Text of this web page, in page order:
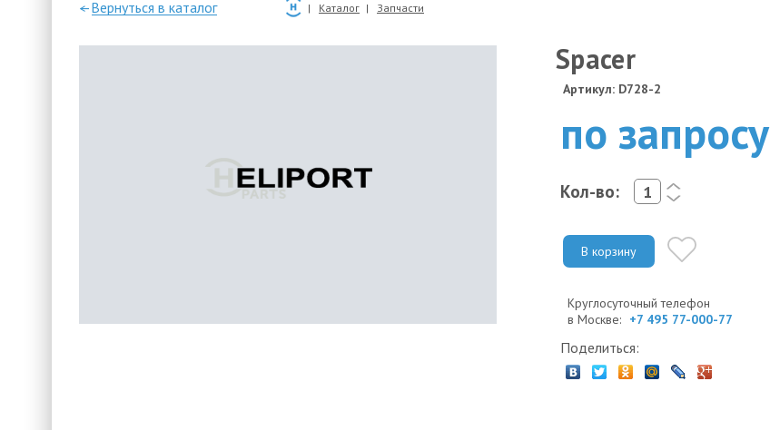
—Вернуться в каталог Каталог Запчасти
Spacer
Артикул: D728-2
по запросу
Кол-во:
<
>
В корзину
Круглосуточный телефон
в Москве: +7 495 77-000-77
Поделиться: